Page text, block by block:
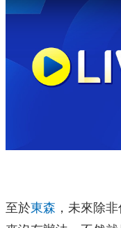
至於東森 ，未來除